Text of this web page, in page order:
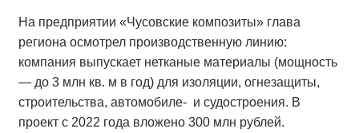
На предприятии «Чусовские композиты» глава
региона осмотрел производственную линию:
компания выпускает нетканые материалы (мощность
— до 3 млн кв. м в год) для изоляции, огнезащиты,
строительства, автомобиле- и судостроения. В
проект с 2022 года вложено 300 млн рублей.